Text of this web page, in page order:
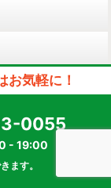
お気軽に！
0055
- 19:00
ます。